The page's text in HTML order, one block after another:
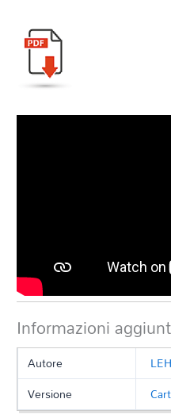
Informazioni
Autore
Versione